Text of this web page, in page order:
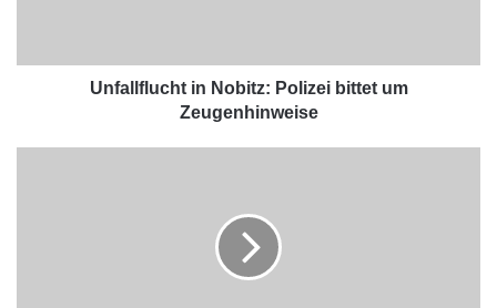
Unfallflucht in Nobitz: Polizei bittet um
Zeugenhinweise